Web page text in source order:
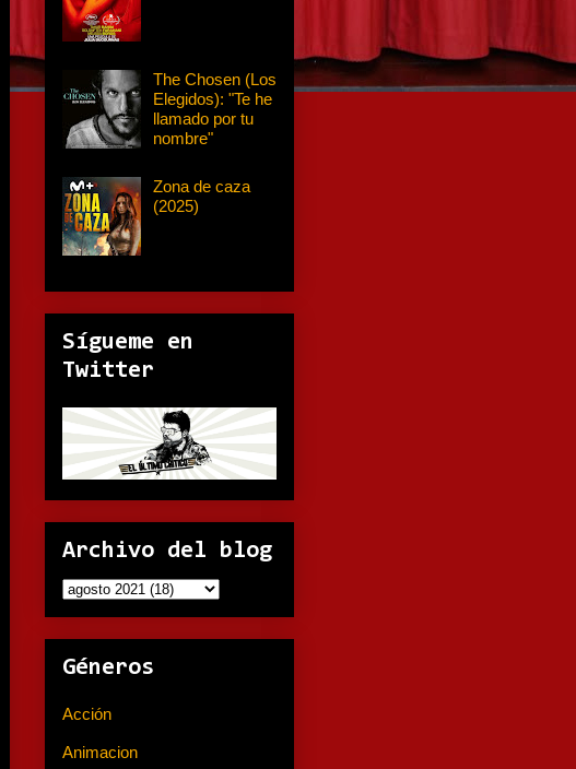
The Chosen (Los
Elegidos): "Te he
llamado por tu
nombre"
Zona de caza
(2025)
Sígueme en
Twitter
Archivo del blog
Géneros
Acción
Animacion